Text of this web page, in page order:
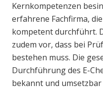
Kernkompetenzen
erfahrene Fachfirma,
kompetent durchführt.
zudem vor, dass bei
bestehen muss. Die
Durchführung des E-
bekannt und